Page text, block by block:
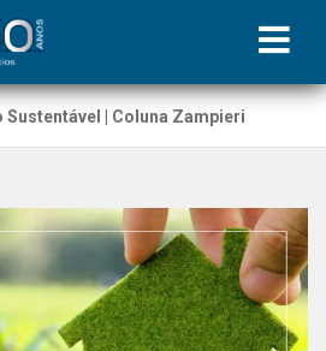
Sustentável | Coluna Zampieri